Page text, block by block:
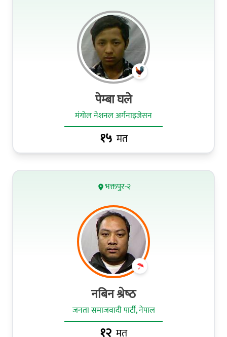
पेम्बा घले
मंगोल नेशनल अर्गनाइजेसन
१५ मत
भक्तपुर-२
नबिन श्रेष्‍ठ
जनता समाजवादी पार्टी, नेपाल